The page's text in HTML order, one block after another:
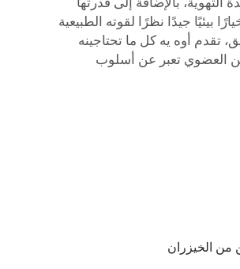
جيدًا نظرًا لقوته الطبيعية
تقدم أوه يه كل ما تحتاجينه
العضوي تعبر عن أسلوب
من الخيزران